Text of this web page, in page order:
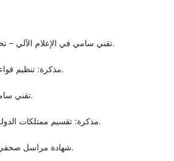
تقني سامي في الإعلام الآلي – تخصص قواعد البيانات (2015).
مذكرة: تنظيم قواعد البيانات – حالة مستشفى تبسة.
تقني سامي في الطوبوغرافيا (2018).
مذكرة: تقسيم ممتلكات الدولة بين المناجم والأراضي العمومية.
شهادة مراسل صحفي – مؤسسة تاغست (2016).